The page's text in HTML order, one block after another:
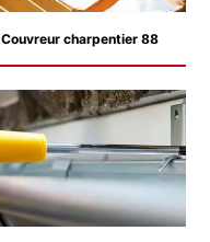
Couvreur charpentier 88